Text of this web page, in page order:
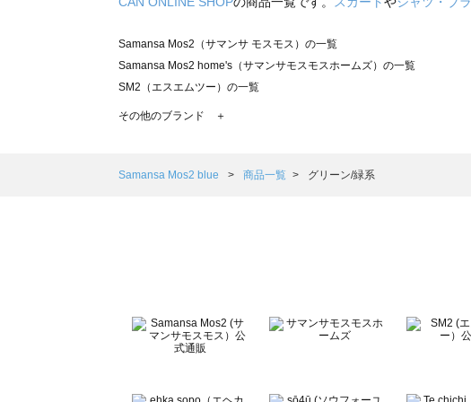
Samansa Mos2（サマンサ モスモス）の一覧
Samansa Mos2 home's（サマンサモスモスホームズ）の一覧
SM2（エスエムツー）の一覧
TSUHARU by Samansa Mos2（ツハルバイサマンサモスモス）の一覧
Samansa Mos2 Lagom（サマンサモスモス ラーゴム）の一覧
BETTY'S BLUE（べティーズブルー）の一覧
Wpc.（ワールドパーティー）の一覧
その他のブランド ＋
Samansa Mos2 blue 商品一覧 グリーン/緑系